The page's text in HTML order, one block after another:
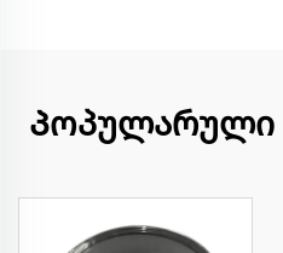
Პოპულარული